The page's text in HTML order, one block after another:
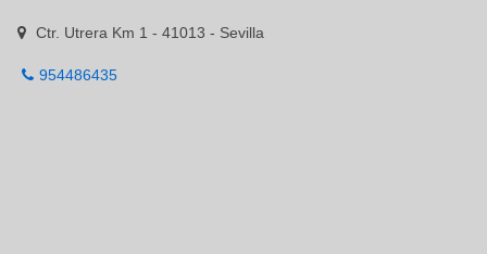
Ctr. Utrera Km 1 - 41013 - Sevilla
954486435